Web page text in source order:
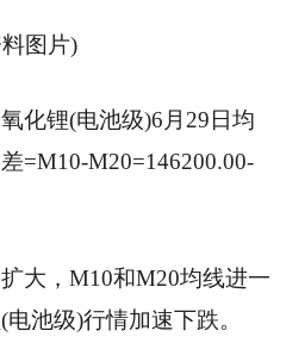
图片)
化锂(电池级)6月29日均
=M10-M20=146200.00-
大，M10和M20均线进一
池级)行情加速下跌。